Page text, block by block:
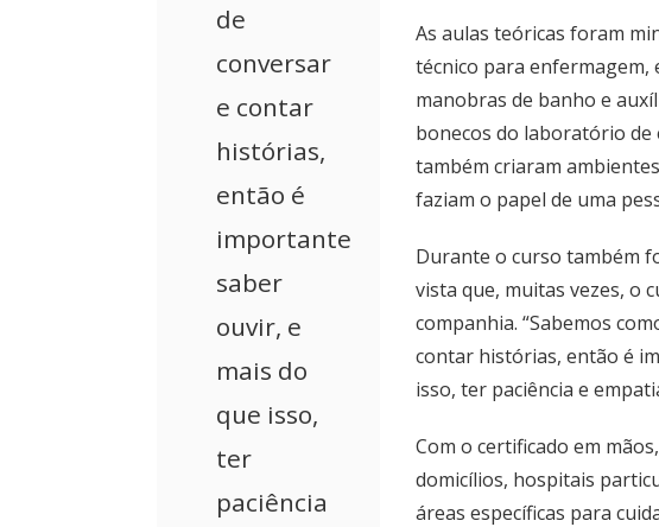
de
conversar
e contar
histórias,
então é
importante
saber
ouvir, e
mais do
que isso,
ter
paciência
As aulas teóricas foram
técnico para enfermagem,
manobras de banho e
bonecos do laboratório de
também criaram
faziam o papel de uma
Durante o curso também
vista que, muitas vezes, o
companhia. “Sabemos
contar histórias, então é
isso, ter paciência e
Com o certificado em
domicílios, hospitais
áreas específicas para